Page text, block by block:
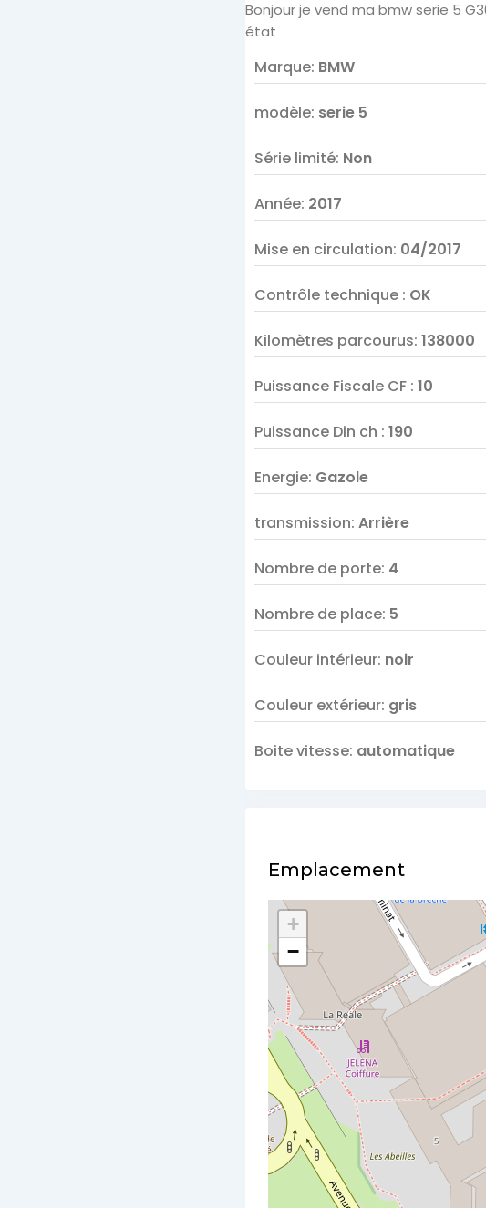
Bonjour je vend ma bmw serie 5
état
Marque: BMW
modèle: serie 5
Série limité: Non
Année: 2017
Mise en circulation: 04/2017
Contrôle technique : OK
Kilomètres parcourus: 138000
Puissance Fiscale CF : 10
Puissance Din ch : 190
Energie: Gazole
transmission: Arrière
Nombre de porte: 4
Nombre de place: 5
Couleur intérieur: noir
Couleur extérieur: gris
Boite vitesse: automatique
Emplacement
+
−